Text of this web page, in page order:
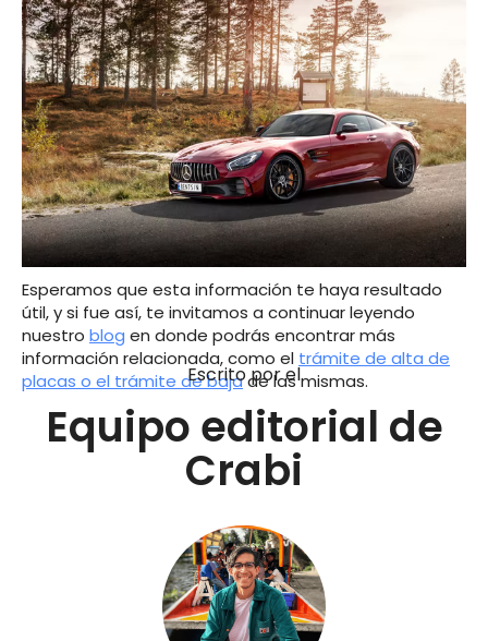
Esperamos que esta información te haya resultado
útil, y si fue así, te invitamos a continuar leyendo
nuestro blog en donde podrás encontrar más
información relacionada, como el trámite de alta de
placas o el trámite de bajade las mismas.
Escrito por el
Equipo editorial de
Crabi